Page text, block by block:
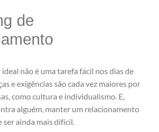
de
não é uma tarefa fácil nos dias de
e exigências são cada vez maiores por
como cultura e individualismo. E,
alguém, manter um relacionamento
ser ainda mais difícil.